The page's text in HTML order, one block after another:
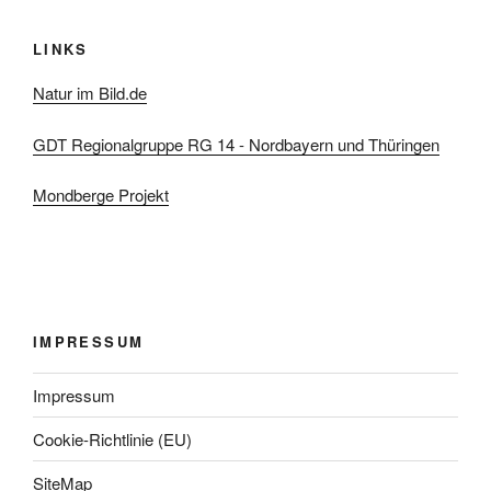
LINKS
Natur im Bild.de
GDT Regionalgruppe RG 14 - Nordbayern und Thüringen
Mondberge Projekt
IMPRESSUM
Impressum
Cookie-Richtlinie (EU)
SiteMap